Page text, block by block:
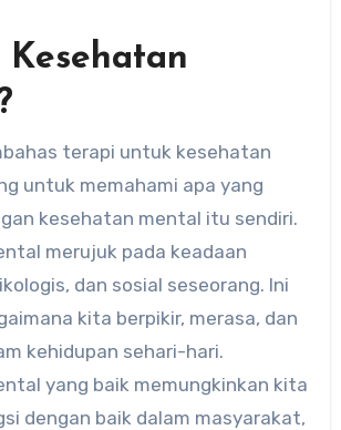
terapi untuk kesehatan
untuk memahami apa yang
kesehatan mental itu sendiri.
merujuk pada keadaan
dan sosial seseorang. Ini
kita berpikir, merasa, dan
kehidupan sehari-hari.
yang baik memungkinkan kita
dengan baik dalam masyarakat,